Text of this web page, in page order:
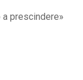
prescindere»